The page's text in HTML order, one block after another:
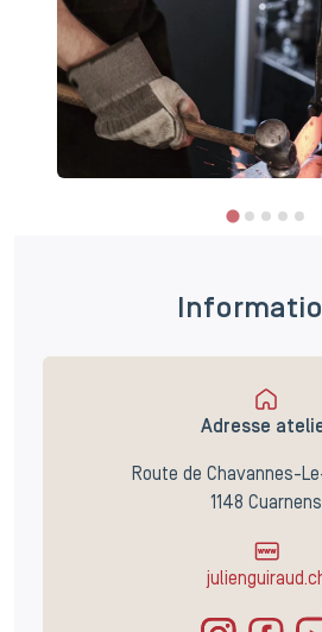
Adresse
Route de Chavannes-
1148 Cuarnens